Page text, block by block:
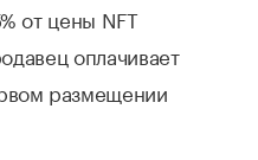
от цены NFT
оплачивает
размещении